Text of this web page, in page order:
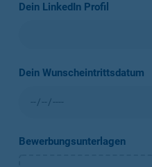
Dein LinkedIn Profil
Dein Wunscheintrittsdatum
Bewerbungsunterlagen